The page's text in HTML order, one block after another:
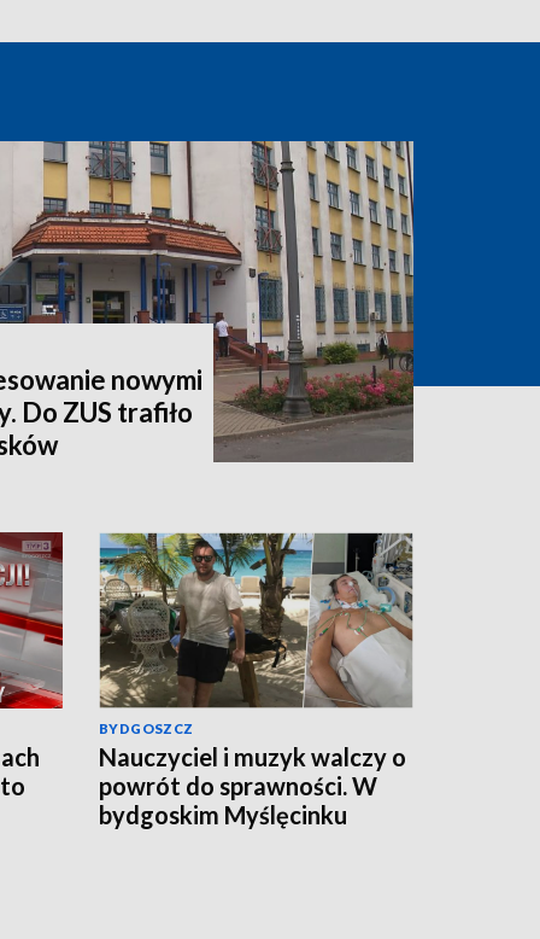
nowymi
Do ZUS trafiło
BYDGOSZCZ
Nauczyciel i muzyk walczy o
powrót do sprawności. W
bydgoskim Myślęcinku